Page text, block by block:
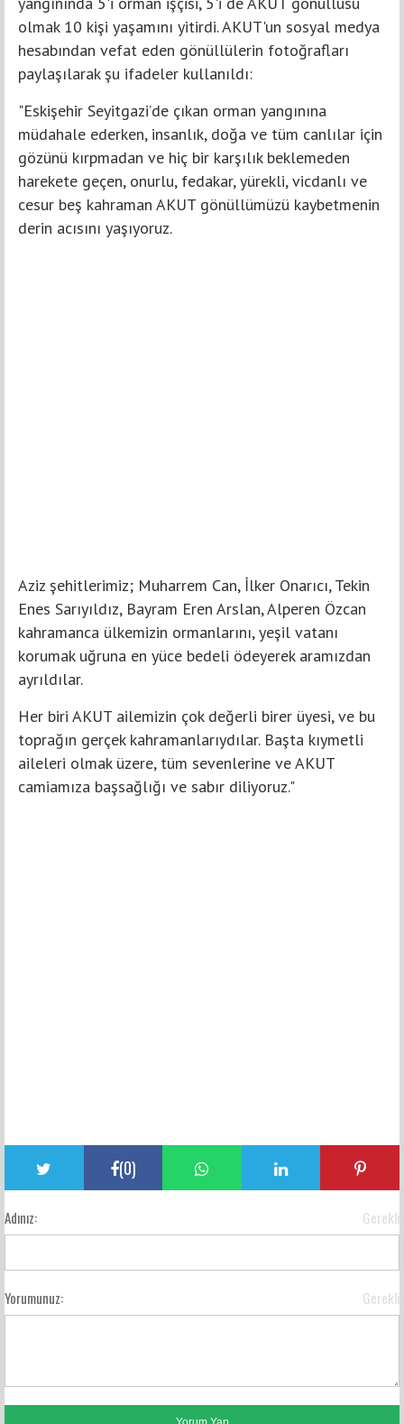
olmak 10 kişi yaşamını yitirdi. AKUT'un sosyal medya
hesabından vefat eden gönüllülerin fotoğrafları
paylaşılarak şu ifadeler kullanıldı:
"Eskişehir Seyitgazi’de çıkan orman yangınına
müdahale ederken, insanlık, doğa ve tüm canlılar için
gözünü kırpmadan ve hiç bir karşılık beklemeden
harekete geçen, onurlu, fedakar, yürekli, vicdanlı ve
cesur beş kahraman AKUT gönüllümüzü kaybetmenin
derin acısını yaşıyoruz.
Aziz şehitlerimiz; Muharrem Can, İlker Onarıcı, Tekin
Enes Sarıyıldız, Bayram Eren Arslan, Alperen Özcan
kahramanca ülkemizin ormanlarını, yeşil vatanı
korumak uğruna en yüce bedeli ödeyerek aramızdan
ayrıldılar.
Her biri AKUT ailemizin çok değerli birer üyesi, ve bu
toprağın gerçek kahramanlarıydılar. Başta kıymetli
aileleri olmak üzere, tüm sevenlerine ve AKUT
camiamıza başsağlığı ve sabır diliyoruz."
(0)
Adınız: Gerekli
Yorumunuz: Gerekli